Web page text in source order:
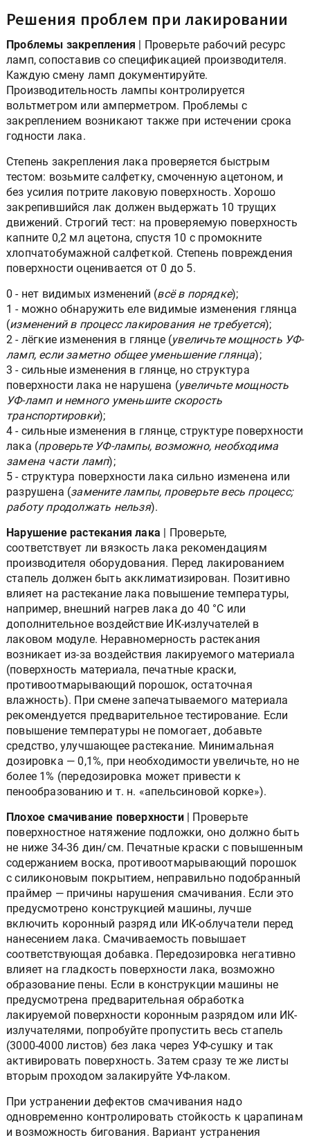
Решения проблем при лакировании
Проблемы закрепления | Проверьте рабочий ресурс
ламп, сопоставив со спецификацией производителя.
Каждую смену ламп документируйте.
Производительность лампы контролируется
вольтметром или амперметром. Проблемы с
закреплением возникают также при истечении срока
годности лака.
Степень закрепления лака проверяется быстрым
тестом: возьмите салфетку, смоченную ацетоном, и
без усилия потрите лаковую поверхность. Хорошо
закрепившийся лак должен выдержать 10 трущих
движений. Строгий тест: на проверяемую поверхность
капните 0,2 мл ацетона, спустя 10 с промокните
хлопчатобумажной салфеткой. Степень повреждения
поверхности оценивается от 0 до 5.
0 - нет видимых изменений (всё в порядке);
1 - можно обнаружить еле видимые изменения глянца
(изменений в процесс лакирования не требуется);
2 - лёгкие изменения в глянце (увеличьте мощность УФ-
ламп, если заметно общее уменьшение глянца);
3 - сильные изменения в глянце, но структура
поверхности лака не нарушена (увеличьте мощность
УФ-ламп и немного уменьшите скорость
транспортировки);
4 - сильные изменения в глянце, структуре поверхности
лака (проверьте УФ-лампы, возможно, необходима
замена части ламп);
5 - структура поверхности лака сильно изменена или
разрушена (замените лампы, проверьте весь процесс;
работу продолжать нельзя).
Нарушение растекания лака | Проверьте,
соответствует ли вязкость лака рекомендациям
производителя оборудования. Перед лакированием
стапель должен быть акклиматизирован. Позитивно
влияет на растекание лака повышение температуры,
например, внешний нагрев лака до 40 °С или
дополнительное воздействие ИК-излучателей в
лаковом модуле. Неравномерность растекания
возникает из-за воздействия лакируемого материала
(поверхность материала, печатные краски,
противоотмарывающий порошок, остаточная
влажность). При смене запечатываемого материала
рекомендуется предварительное тестирование. Если
повышение температуры не помогает, добавьте
средство, улучшающее растекание. Минимальная
дозировка — 0,1%, при необходимости увеличьте, но не
более 1% (передозировка может привести к
пенообразованию и т. н. «апельсиновой корке»).
Плохое смачивание поверхности| Проверьте
поверхностное натяжение подложки, оно должно быть
не ниже 34-36 дин/см. Печатные краски с повышенным
содержанием воска, противоотмарывающий порошок
с силиконовым покрытием, неправильно подобранный
праймер — причины нарушения смачивания. Если это
предусмотрено конструкцией машины, лучше
включить коронный разряд или ИК-облучатели перед
нанесением лака. Смачиваемость повышает
соответствующая добавка. Передозировка негативно
влияет на гладкость поверхности лака, возможно
образование пены. Если в конструкции машины не
предусмотрена предварительная обработка
лакируемой поверхности коронным разрядом или ИК-
излучателями, попробуйте пропустить весь стапель
(3000-4000 листов) без лака через УФ-сушку и так
активировать поверхность. Затем сразу те же листы
вторым проходом залакируйте УФ-лаком.
При устранении дефектов смачивания надо
одновременно контролировать стойкость к царапинам
и возможность бигования. Вариант устранения